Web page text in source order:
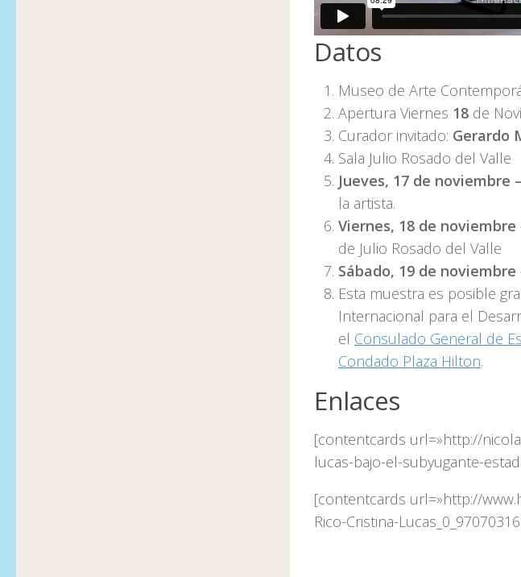
Datos
Museo de Arte
Apertura Viernes 18 de
Curador invitado: Gerardo
Sala Julio Rosado del Valle
Jueves, 17 de noviembre
la artista.
Viernes, 18 de noviembre
de Julio Rosado del Valle
Sábado, 19 de noviembre
Esta muestra es posible
Internacional para el
el Consulado General de
Condado Plaza Hilton.
Enlaces
[contentcards url=»http://
lucas-bajo-el-subyugante-
[contentcards url=»http://
Rico-Cristina-